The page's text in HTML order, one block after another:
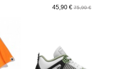
45,90 € 75,90 €